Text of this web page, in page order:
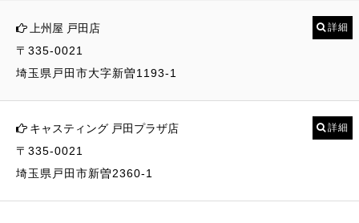
上州屋 戸田店
〒335-0021
埼玉県戸田市大字新曽1193-1
詳細
キャスティング 戸田プラザ店
〒335-0021
埼玉県戸田市新曽2360-1
詳細